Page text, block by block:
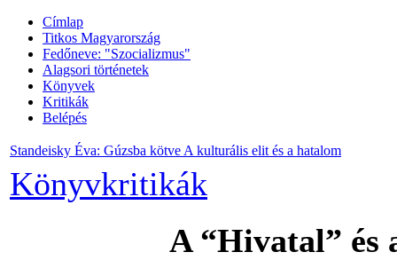
Címlap
Titkos Magyarország
Fedőneve: "Szocializmus"
Alagsori történetek
Könyvek
Kritikák
Belépés
Standeisky Éva: Gúzsba kötve A kulturális elit és a hatalom
Könyvkritikák
A “Hivatal” és